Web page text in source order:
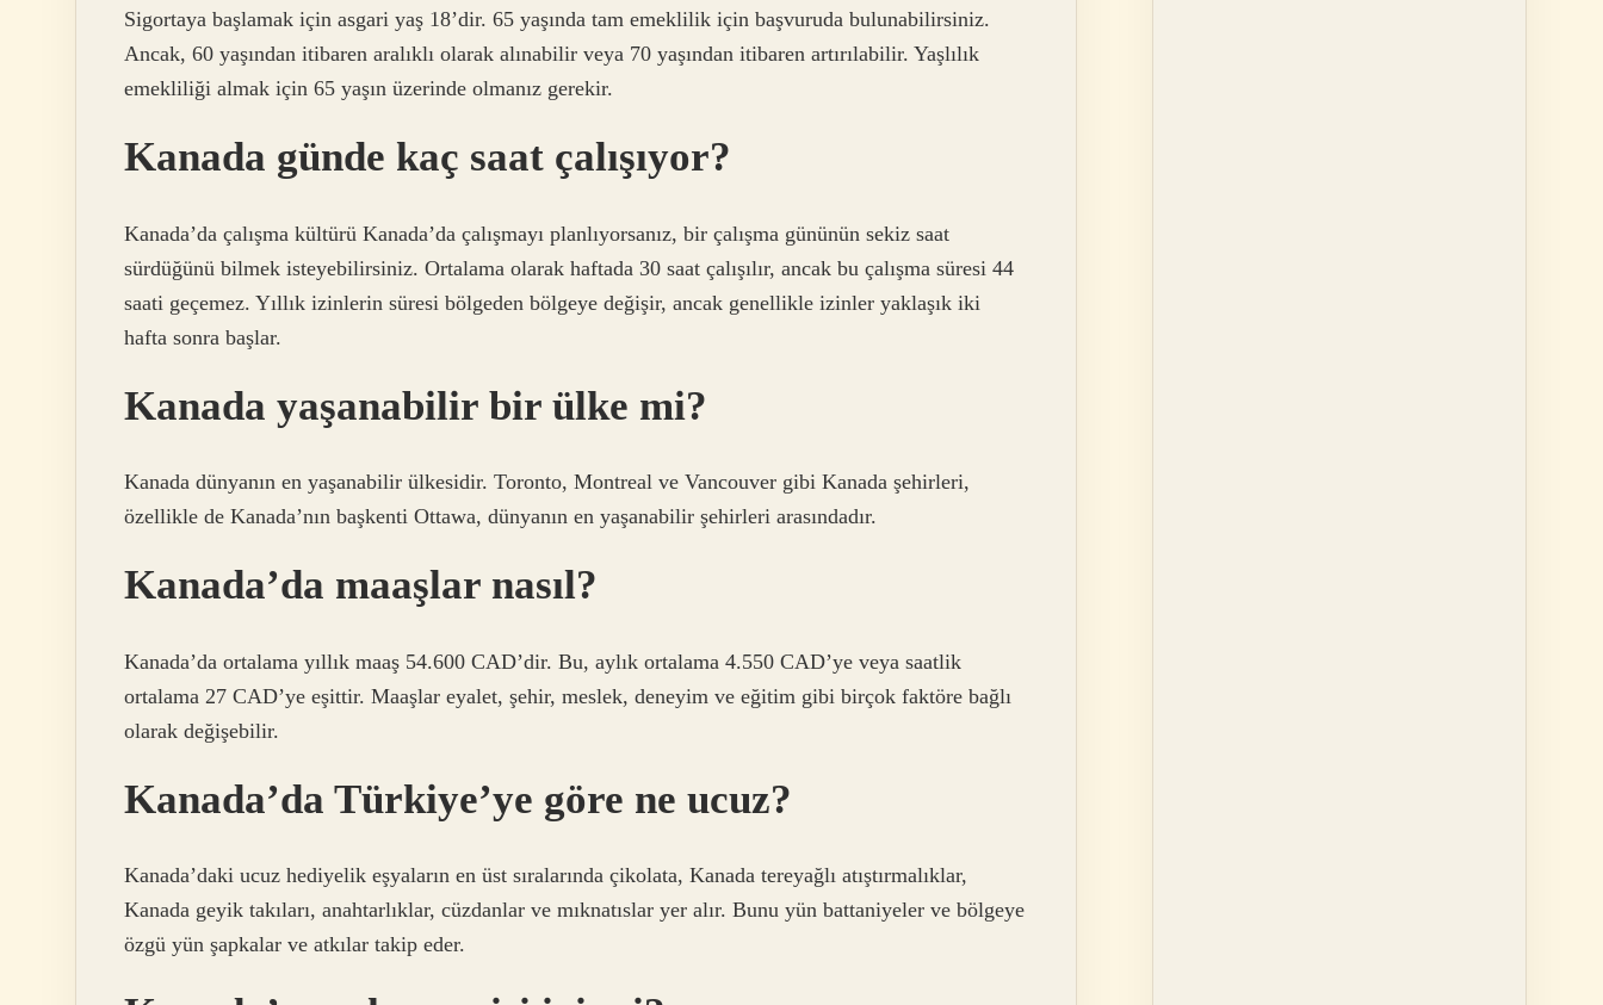
Sigortaya başlamak için asgari yaş 18’dir. 65 yaşında tam emeklilik için başvuruda bulunabilirsiniz.
Ancak, 60 yaşından itibaren aralıklı olarak alınabilir veya 70 yaşından itibaren artırılabilir. Yaşlılık
emekliliği almak için 65 yaşın üzerinde olmanız gerekir.
Kanada günde kaç saat çalışıyor?
Kanada’da çalışma kültürü Kanada’da çalışmayı planlıyorsanız, bir çalışma gününün sekiz saat
sürdüğünü bilmek isteyebilirsiniz. Ortalama olarak haftada 30 saat çalışılır, ancak bu çalışma süresi 44
saati geçemez. Yıllık izinlerin süresi bölgeden bölgeye değişir, ancak genellikle izinler yaklaşık iki
hafta sonra başlar.
Kanada yaşanabilir bir ülke mi?
Kanada dünyanın en yaşanabilir ülkesidir. Toronto, Montreal ve Vancouver gibi Kanada şehirleri,
özellikle de Kanada’nın başkenti Ottawa, dünyanın en yaşanabilir şehirleri arasındadır.
Kanada’da maaşlar nasıl?
Kanada’da ortalama yıllık maaş 54.600 CAD’dir. Bu, aylık ortalama 4.550 CAD’ye veya saatlik
ortalama 27 CAD’ye eşittir. Maaşlar eyalet, şehir, meslek, deneyim ve eğitim gibi birçok faktöre bağlı
olarak değişebilir.
Kanada’da Türkiye’ye göre ne ucuz?
Kanada’daki ucuz hediyelik eşyaların en üst sıralarında çikolata, Kanada tereyağlı atıştırmalıklar,
Kanada geyik takıları, anahtarlıklar, cüzdanlar ve mıknatıslar yer alır. Bunu yün battaniyeler ve bölgeye
özgü yün şapkalar ve atkılar takip eder.